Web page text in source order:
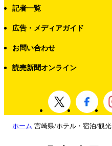
記者一覧
広告・メディアガイド
お問い合わせ
読売新聞オンライン
ホーム 宮崎県/ホテル・宿泊/観光